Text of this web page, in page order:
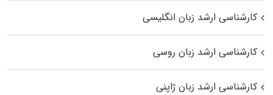
کارشناسی ارشد زبان انگلیسی
کارشناسی ارشد زبان روسی
کارشناسی ارشد زبان ژاپنی